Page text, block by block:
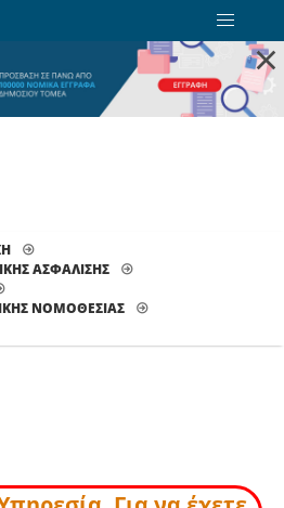
×
ΑΣΦΑΛΙΣΗΣ
ΝΟΜΟΘΕΣΊΑΣ